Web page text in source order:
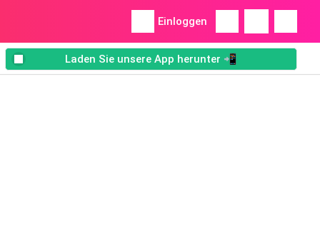
Einloggen
Laden Sie unsere App herunter 📲